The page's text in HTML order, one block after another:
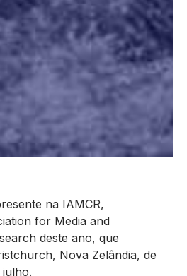
na IAMCR,
for Media and
deste ano, que
Nova Zelândia, de